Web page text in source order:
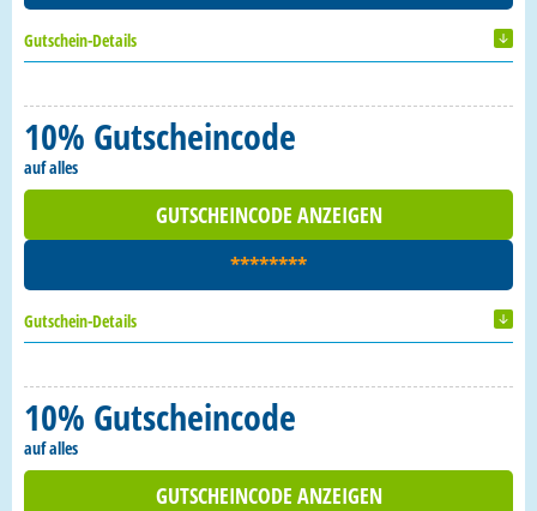
Gutschein-Details
10% Gutscheincode
auf alles
GUTSCHEINCODE ANZEIGEN
********
Gutschein-Details
10% Gutscheincode
auf alles
GUTSCHEINCODE ANZEIGEN